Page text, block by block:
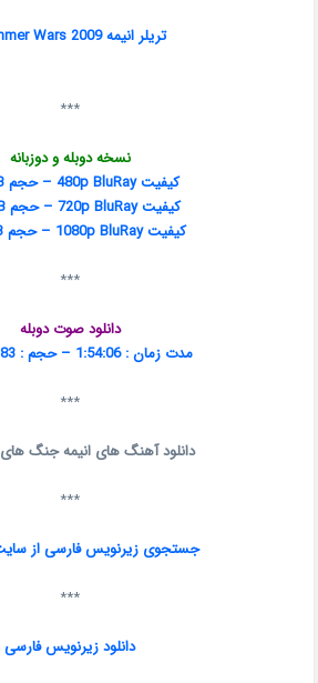
تریلر انیمه Summer Wars 2009
***
نسخه دوبله و دوزبانه
کیفیت 480p BluRay – حجم 557MB
کیفیت 720p BluRay – حجم 1.03GB
کیفیت 1080p BluRay – حجم 2.15MB
***
دانلود صوت دوبله
مدت زمان : 1:54:06 – حجم : 144.83 MB
***
دانلود آهنگ های انیمه جنگ های
***
جستجوی زیرنویس فارسی از
***
دانلود زیرنویس فارسی